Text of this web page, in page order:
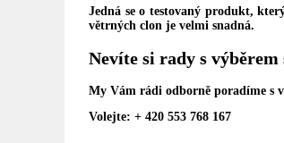
Jedná se o testovaný produkt,
větrných clon je velmi snadná.
Nevíte si rady s výběrem
My Vám rádi odborně poradíme s
Volejte: + 420 553 768 167